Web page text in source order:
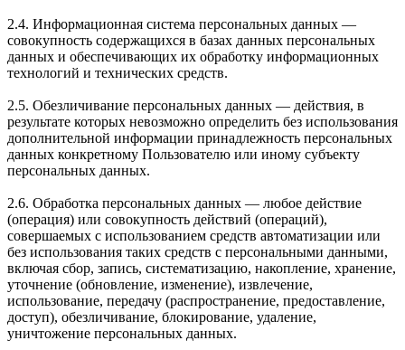
2.4. Информационная система персональных данных —
совокупность содержащихся в базах данных персональных
данных и обеспечивающих их обработку информационных
технологий и технических средств.
2.5. Обезличивание персональных данных — действия, в
результате которых невозможно определить без использования
дополнительной информации принадлежность персональных
данных конкретному Пользователю или иному субъекту
персональных данных.
2.6. Обработка персональных данных — любое действие
(операция) или совокупность действий (операций),
совершаемых с использованием средств автоматизации или
без использования таких средств с персональными данными,
включая сбор, запись, систематизацию, накопление, хранение,
уточнение (обновление, изменение), извлечение,
использование, передачу (распространение, предоставление,
доступ), обезличивание, блокирование, удаление,
уничтожение персональных данных.